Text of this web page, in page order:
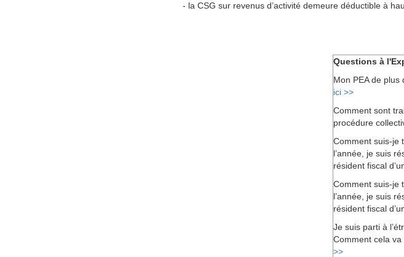
- la CSG sur revenus d’activité demeure déductible à
Questions à
Mon PEA de
ici >>
Comment sont
procédure
Comment suis-je
l’année, je suis
résident fiscal
Comment suis-je
l’année, je suis
résident fiscal
Je suis parti à
Comment cela
>>